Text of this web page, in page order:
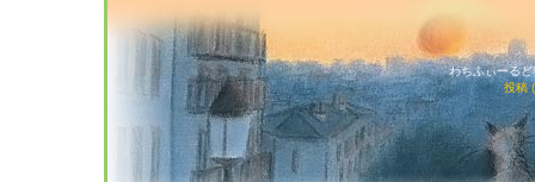
わちふぃーる
投稿